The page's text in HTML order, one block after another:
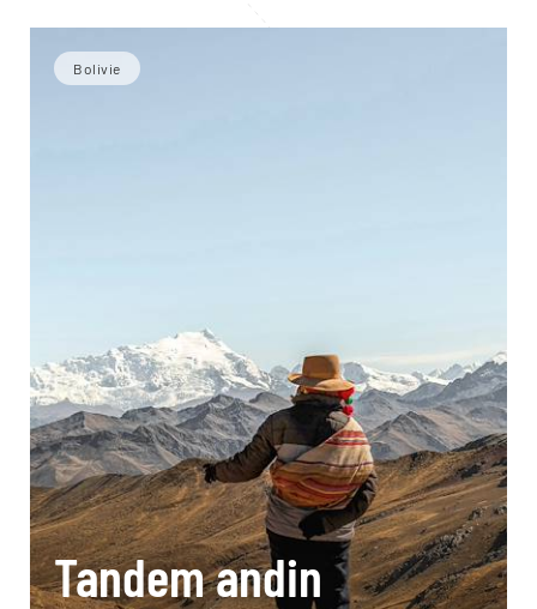
Bolivie
Tandem andin